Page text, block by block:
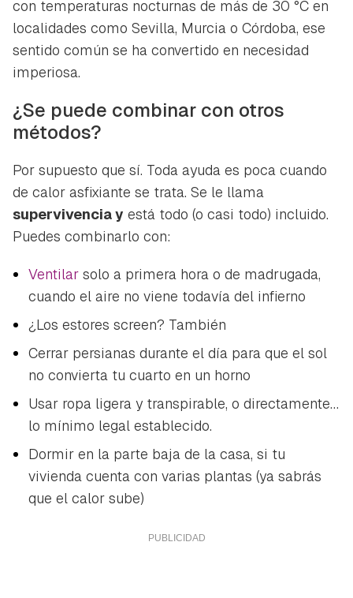
con temperaturas nocturnas de más de 30 °C en
localidades como Sevilla, Murcia o Córdoba, ese
sentido común se ha convertido en necesidad
imperiosa.
¿Se puede combinar con otros
métodos?
Por supuesto que sí. Toda ayuda es poca cuando
de calor asfixiante se trata. Se le llama
supervivencia y está todo (o casi todo) incluido.
Puedes combinarlo con:
Ventilar solo a primera hora o de madrugada,
cuando el aire no viene todavía del infierno
¿Los estores screen? También
Cerrar persianas durante el día para que el sol
no convierta tu cuarto en un horno
Usar ropa ligera y transpirable, o directamente…
lo mínimo legal establecido.
Dormir en la parte baja de la casa, si tu
vivienda cuenta con varias plantas (ya sabrás
que el calor sube)